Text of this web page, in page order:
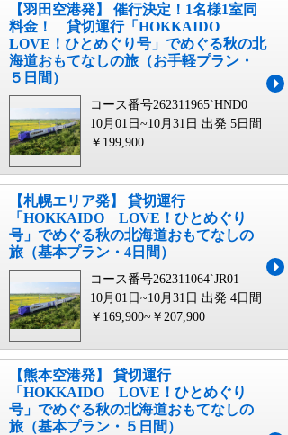
【羽田空港発】 催行決定！1名様1室同
料金！ 貸切運行「HOKKAIDO
LOVE！ひとめぐり号」でめぐる秋の北
海道おもてなしの旅（お手軽プラン・
５日間）
コース番号262311965`HND0
10月01日~10月31日 出発 5日間
￥199,900
【札幌エリア発】 貸切運行
「HOKKAIDO LOVE！ひとめぐり
号」でめぐる秋の北海道おもてなしの
旅（基本プラン・4日間）
コース番号262311064`JR01
10月01日~10月31日 出発 4日間
￥169,900~￥207,900
【熊本空港発】 貸切運行
「HOKKAIDO LOVE！ひとめぐり
号」でめぐる秋の北海道おもてなしの
旅（基本プラン・５日間）